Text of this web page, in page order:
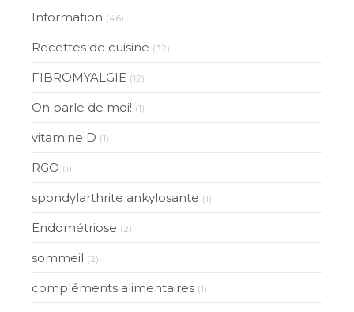
Information (46)
Recettes de cuisine (32)
FIBROMYALGIE (12)
On parle de moi! (1)
vitamine D (1)
RGO (1)
spondylarthrite ankylosante (1)
Endométriose (2)
sommeil (2)
compléments alimentaires (1)